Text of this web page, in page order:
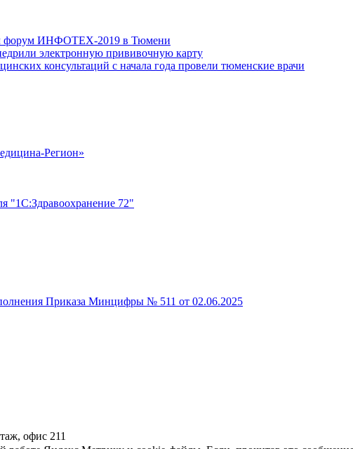
форум ИНФОТЕХ-2019 в Тюмени
электронную прививочную карту
консультаций с начала года провели тюменские врачи
Регион»
"1С:Здравоохранение 72"
Приказа Минцифры № 511 от 02.06.2025
офис 211